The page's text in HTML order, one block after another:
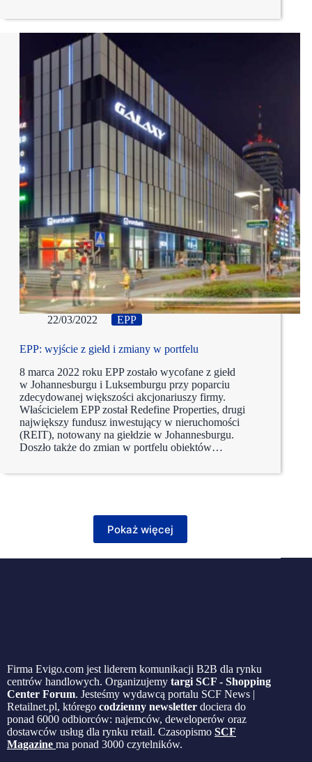
22/03/2022 EPP
EPP: wyjście z giełd i zmiany w portfelu
8 marca 2022 roku EPP zostało wycofane z giełd
w Johannesburgu i Luksemburgu przy poparciu
zdecydowanej większości akcjonariuszy firmy.
Właścicielem EPP został Redefine Properties, drugi
największy fundusz inwestujący w nieruchomości
(REIT), notowany na giełdzie w Johannesburgu.
Doszło także do zmian w portfelu obiektów…
Pokaż więcej
Firma Evigo.com jest liderem komunikacji B2B dla rynku
centrów handlowych. Organizujemy targi SCF - Shopping
Center Forum. Jesteśmy wydawcą portalu SCF News |
Retailnet.pl, którego codzienny newsletter dociera do
ponad 6000 odbiorców: najemców, deweloperów oraz
dostawców usług dla rynku retail. Czasopismo SCF
Magazine ma ponad 3000 czytelników.